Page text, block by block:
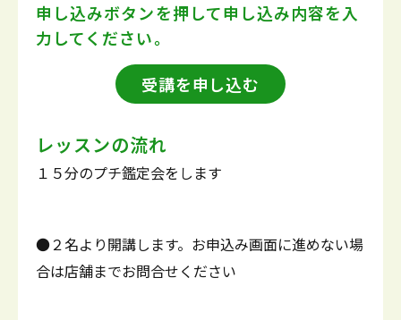
申し込みボタンを押して申し込み内容を入
力してください。
受講を申し込む
レッスンの流れ
１５分のプチ鑑定会をします
●２名より開講します。お申込み画面に進めない場
合は店舗までお問合せください